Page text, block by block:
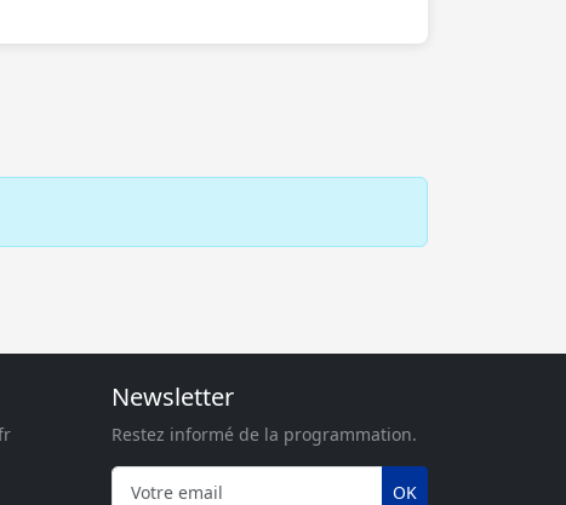
Newsletter
Restez informé de la programmation.
OK